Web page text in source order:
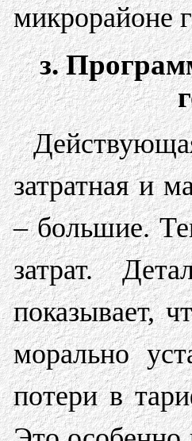
микрорайоне
з.
затратная и
– большие.
затрат.
показывает,
морально
потери в